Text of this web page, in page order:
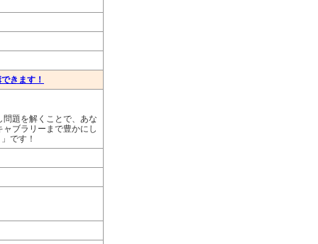
きます！
問題を解くことで、あな
ブラリーまで豊かにし
です！